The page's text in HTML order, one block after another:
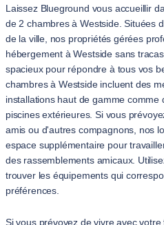
Laissez Blueground vous accueillir
de 2 chambres à Westside. Situées
de la ville, nos propriétés gérées
hébergement à Westside sans
spacieux pour répondre à tous vos
chambres à Westside incluent des
installations haut de gamme comme
piscines extérieures. Si vous
amis ou d'autres compagnons, nos
espace supplémentaire pour
des rassemblements amicaux.
trouver les équipements qui
préférences.
Si vous prévoyez de vivre avec